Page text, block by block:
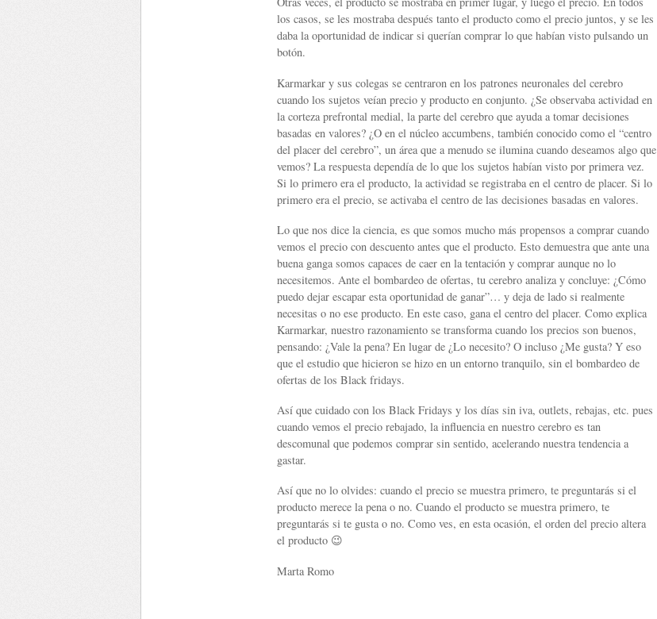
los casos, se les mostraba después tanto el producto como el precio juntos, y se les
daba la oportunidad de indicar si querían comprar lo que habían visto pulsando un
botón.
Karmarkar y sus colegas se centraron en los patrones neuronales del cerebro
cuando los sujetos veían precio y producto en conjunto. ¿Se observaba actividad en
la corteza prefrontal medial, la parte del cerebro que ayuda a tomar decisiones
basadas en valores? ¿O en el núcleo accumbens, también conocido como el “centro
del placer del cerebro”, un área que a menudo se ilumina cuando deseamos algo que
vemos? La respuesta dependía de lo que los sujetos habían visto por primera vez.
Si lo primero era el producto, la actividad se registraba en el centro de placer. Si lo
primero era el precio, se activaba el centro de las decisiones basadas en valores.
Lo que nos dice la ciencia, es que somos mucho más propensos a comprar cuando
vemos el precio con descuento antes que el producto. Esto demuestra que ante una
buena ganga somos capaces de caer en la tentación y comprar aunque no lo
necesitemos. Ante el bombardeo de ofertas, tu cerebro analiza y concluye: ¿Cómo
puedo dejar escapar esta oportunidad de ganar”… y deja de lado si realmente
necesitas o no ese producto. En este caso, gana el centro del placer. Como explica
Karmarkar, nuestro razonamiento se transforma cuando los precios son buenos,
pensando: ¿Vale la pena? En lugar de ¿Lo necesito? O incluso ¿Me gusta? Y eso
que el estudio que hicieron se hizo en un entorno tranquilo, sin el bombardeo de
ofertas de los Black fridays.
Así que cuidado con los Black Fridays y los días sin iva, outlets, rebajas, etc. pues
cuando vemos el precio rebajado, la influencia en nuestro cerebro es tan
descomunal que podemos comprar sin sentido, acelerando nuestra tendencia a
gastar.
Así que no lo olvides: cuando el precio se muestra primero, te preguntarás si el
producto merece la pena o no. Cuando el producto se muestra primero, te
preguntarás si te gusta o no. Como ves, en esta ocasión, el orden del precio altera
el producto 😉
Marta Romo